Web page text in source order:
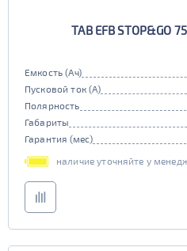
TAB EFB STOP&GO
Емкость (Ач)
Пусковой ток (А)
Полярность
Габариты
Гарантия (мес)
наличие уточняйте у